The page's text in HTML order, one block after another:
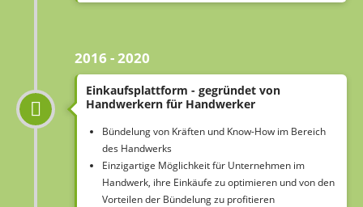
2016 - 2020
Einkaufsplattform - gegründet von
Handwerkern für Handwerker
Bündelung von Kräften und Know-How im Bereich
des Handwerks
Einzigartige Möglichkeit für Unternehmen im
Handwerk, ihre Einkäufe zu optimieren und von den
Vorteilen der Bündelung zu profitieren